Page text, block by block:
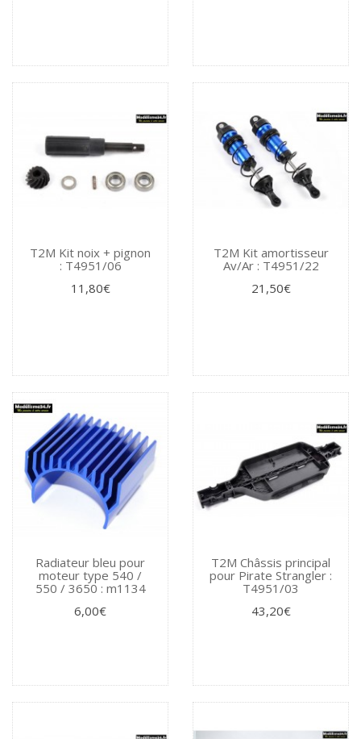
T2M Kit noix + pignon
: T4951/06
11,80€
T2M Kit amortisseur
Av/Ar : T4951/22
21,50€
Radiateur bleu pour
moteur type 540 /
550 / 3650 : m1134
6,00€
T2M Châssis principal
pour Pirate Strangler :
T4951/03
43,20€